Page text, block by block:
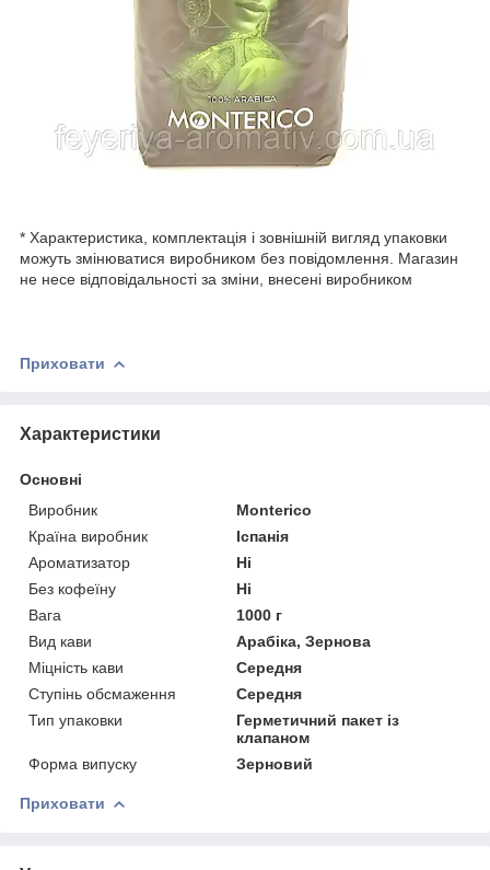
* Характеристика, комплектація і зовнішній вигляд упаковки
можуть змінюватися виробником без повідомлення. Магазин
не несе відповідальності за зміни, внесені виробником
Приховати
Характеристики
Основні
Виробник
Monterico
Країна виробник
Іспанія
Ароматизатор
Ні
Без кофеїну
Ні
Вага
1000 г
Вид кави
Арабіка, Зернова
Міцність кави
Середня
Ступінь обсмаження
Середня
Тип упаковки
Герметичний пакет із
клапаном
Форма випуску
Зерновий
Приховати